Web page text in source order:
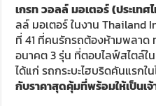
เกรทวอลล์มอเตอร์(ประเทศ
ลล์ มอเตอร์ ในงาน Thailand
ที่ 41 ที่คนรักรถต้องห้ามพลา
อนาคต 3 รุ่น ที่ตอบไลฟ์สไตล์ใ
ได้แก่ รถกระบะไฮบริดคันแรกใ
กับราคาสุดคุ้มที่พร้อมให้เป็นเ